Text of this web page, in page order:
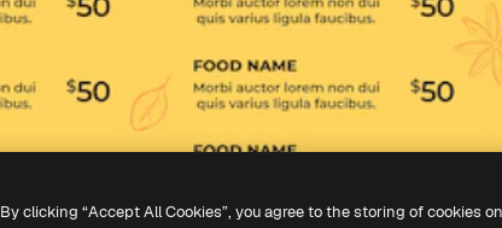
By clicking “Accept All Cookies”, you agree to the storing of cookies